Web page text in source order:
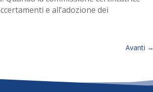
e all’adozione dei
Avanti →